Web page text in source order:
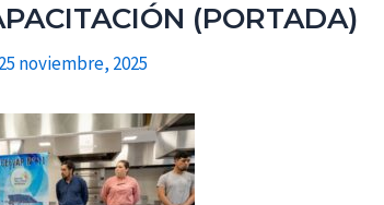
(PORTADA)
25 noviembre, 2025